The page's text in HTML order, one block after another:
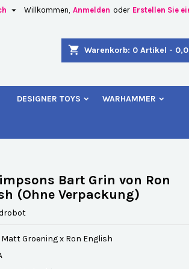
Willkommen, Anmelden oder Erstellen Sie

shopping_cart Warenkorb: 0 Artikel -
DESIGNER TOYS WARHAMMER
Bart Grin von Ron
(Ohne Verpackung)
Groening x Ron English